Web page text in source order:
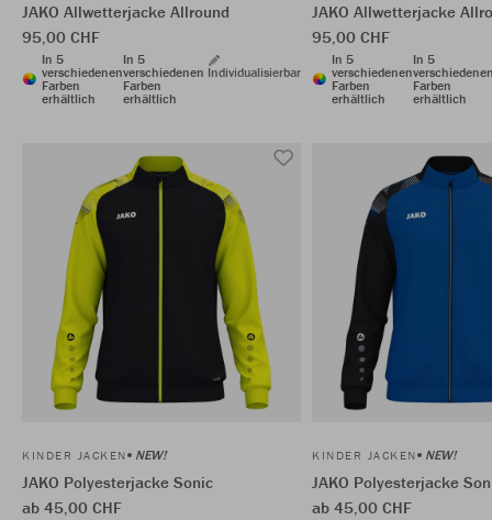
JAKO Allwetterjacke Allround
95,00 CHF
In 5
verschiedenen
Farben
erhältlich
In 5
verschiedenen
Farben
erhältlich
Individualisierbar
JAKO Allwetterjacke
95,00 CHF
In 5
verschiedenen
Farben
erhältlich
In 5
Farben
erhältlich
KINDER JACKEN NEW!
JAKO Polyesterjacke Sonic
ab 45,00 CHF
KINDER JACKEN NEW!
JAKO Polyesterjacke
ab 45,00 CHF